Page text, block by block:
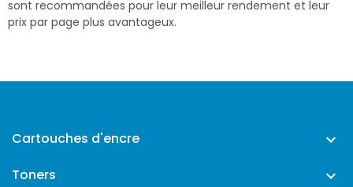
sont recommandées pour leur meilleur rendement et leur
prix par page plus avantageux.
Cartouches d'encre 
Toners 